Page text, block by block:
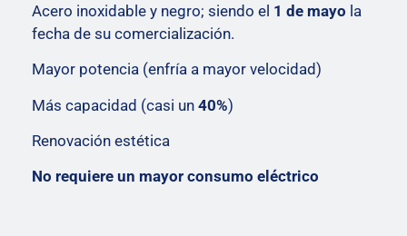
Acero inoxidable y negro; siendo el 1 de mayo la
fecha de su comercialización.
Mayor potencia (enfría a mayor velocidad)
Más capacidad (casi un 40%)
Renovación estética
No requiere un mayor consumo eléctrico